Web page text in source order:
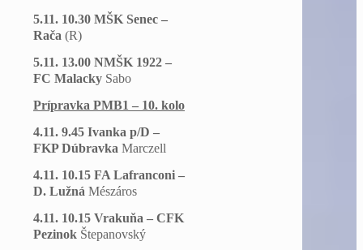
5.11. 10.30 MŠK Senec –
Rača (R)
5.11. 13.00 NMŠK 1922 –
FC Malacky Sabo
Prípravka PMB1 – 10. kolo
4.11. 9.45 Ivanka p/D –
FKP Dúbravka Marczell
4.11. 10.15 FA Lafranconi –
D. Lužná Mészáros
4.11. 10.15 Vrakuňa – CFK
Pezinok Štepanovský